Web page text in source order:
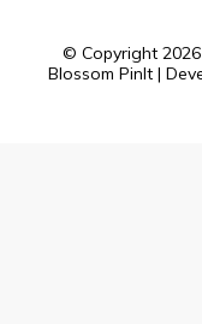
© Copyright 2026
Blossom PinIt |